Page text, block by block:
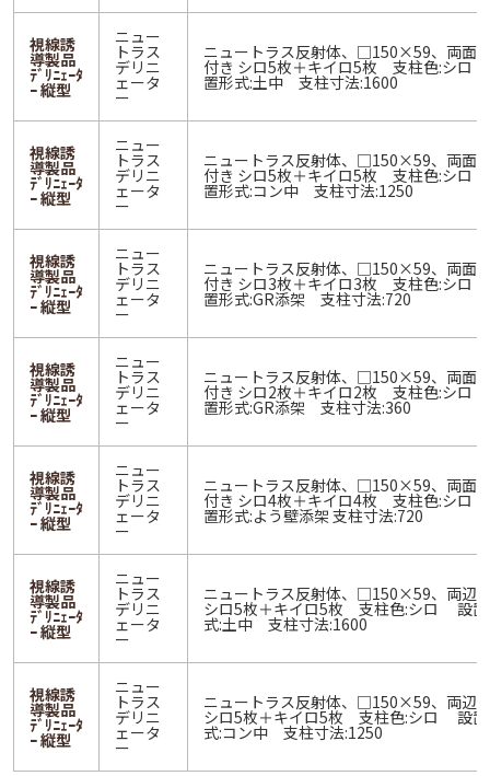
視線誘
導製品
ﾃﾞﾘﾆｪｰﾀ
ｰ 縦型
ニュー
トラス
デリニ
ェータ
ー
ニュートラス反射体、□150×59、両面
付き シロ5枚＋キイロ5枚 支柱色:シロ
置形式:土中 支柱寸法:1600
視線誘
導製品
ﾃﾞﾘﾆｪｰﾀ
ｰ 縦型
ニュー
トラス
デリニ
ェータ
ー
ニュートラス反射体、□150×59、両面
付き シロ5枚＋キイロ5枚 支柱色:シロ
置形式:コン中 支柱寸法:1250
視線誘
導製品
ﾃﾞﾘﾆｪｰﾀ
ｰ 縦型
ニュー
トラス
デリニ
ェータ
ー
ニュートラス反射体、□150×59、両面
付き シロ3枚＋キイロ3枚 支柱色:シロ
置形式:GR添架 支柱寸法:720
視線誘
導製品
ﾃﾞﾘﾆｪｰﾀ
ｰ 縦型
ニュー
トラス
デリニ
ェータ
ー
ニュートラス反射体、□150×59、両面
付き シロ2枚＋キイロ2枚 支柱色:シロ
置形式:GR添架 支柱寸法:360
視線誘
導製品
ﾃﾞﾘﾆｪｰﾀ
ｰ 縦型
ニュー
トラス
デリニ
ェータ
ー
ニュートラス反射体、□150×59、両面
付き シロ4枚＋キイロ4枚 支柱色:シロ
置形式:よう壁添架 支柱寸法:720
視線誘
導製品
ﾃﾞﾘﾆｪｰﾀ
ｰ 縦型
ニュー
トラス
デリニ
ェータ
ー
ニュートラス反射体、□150×59、両辺
シロ5枚＋キイロ5枚 支柱色:シロ 設
式:土中 支柱寸法:1600
視線誘
導製品
ﾃﾞﾘﾆｪｰﾀ
ｰ 縦型
ニュー
トラス
デリニ
ェータ
ー
ニュートラス反射体、□150×59、両辺
シロ5枚＋キイロ5枚 支柱色:シロ 設
式:コン中 支柱寸法:1250